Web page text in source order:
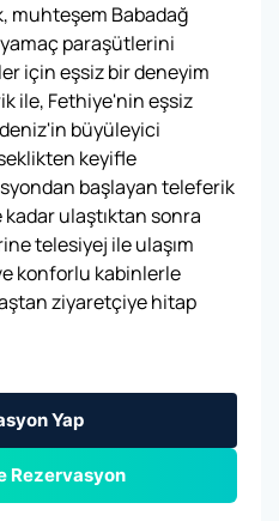
muhteşem Babadağ
yamaç paraşütlerini
için eşsiz bir deneyim
ile, Fethiye'nin eşsiz
büyüleyici
keyifle
başlayan teleferik
ulaştıktan sonra
telesiyej ile ulaşım
konforlu kabinlerle
ziyaretçiye hitap
Yap
Rezervasyon